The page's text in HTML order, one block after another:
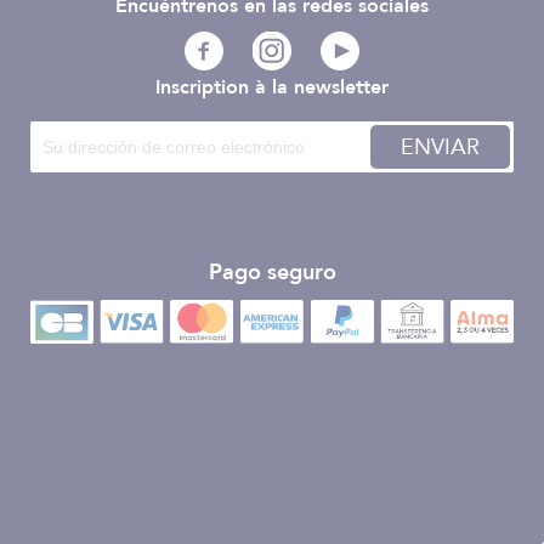
Inscription à la newsletter
ENVIAR
Pago seguro
Encuéntrenos en las redes sociales